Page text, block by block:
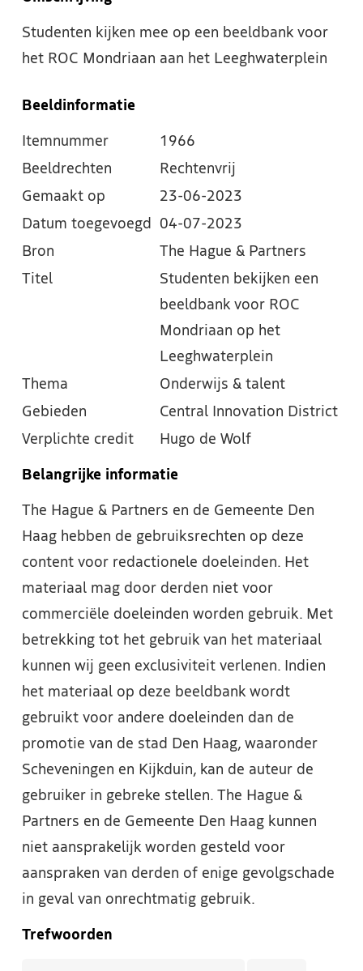
Studenten kijken mee op een beeldbank voor
het ROC Mondriaan aan het Leeghwaterplein
Beeldinformatie
Itemnummer
1966
Beeldrechten
Rechtenvrij
Gemaakt op
23-06-2023
Datum toegevoegd
04-07-2023
Bron
The Hague & Partners
Titel
Studenten bekijken een
beeldbank voor ROC
Mondriaan op het
Leeghwaterplein
Thema
Onderwijs & talent
Gebieden
Central Innovation District
Verplichte credit
Hugo de Wolf
Belangrijke informatie
The Hague & Partners en de Gemeente Den
Haag hebben de gebruiksrechten op deze
content voor redactionele doeleinden. Het
materiaal mag door derden niet voor
commerciële doeleinden worden gebruik. Met
betrekking tot het gebruik van het materiaal
kunnen wij geen exclusiviteit verlenen. Indien
het materiaal op deze beeldbank wordt
gebruikt voor andere doeleinden dan de
promotie van de stad Den Haag, waaronder
Scheveningen en Kijkduin, kan de auteur de
gebruiker in gebreke stellen. The Hague &
Partners en de Gemeente Den Haag kunnen
niet aansprakelijk worden gesteld voor
aanspraken van derden of enige gevolgschade
in geval van onrechtmatig gebruik.
Trefwoorden